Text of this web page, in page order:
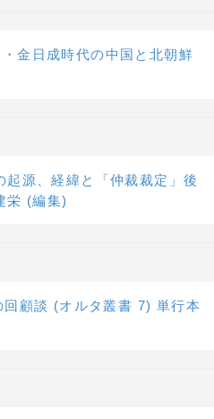
金日成時代の中国と北朝鮮
源、経緯と「仲裁裁定」後
栄 (編集)
顧談 (オルタ叢書 7) 単行本